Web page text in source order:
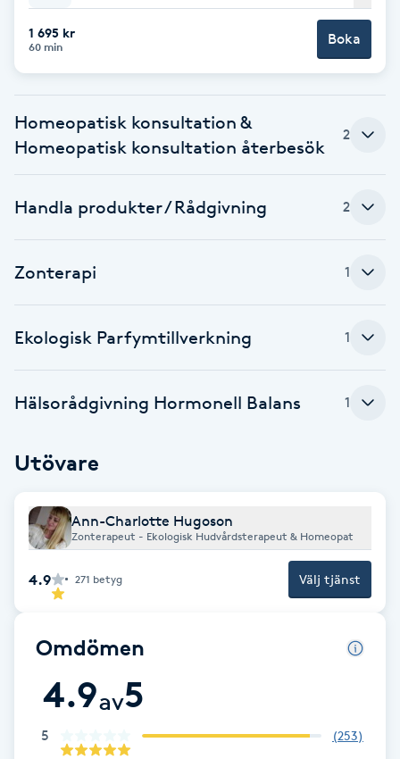
Brynfärgning
Brynplockning
Bröllopsuppsättning
C
Celluliter
Coachning
D
Diamantslipning
Enzympeeling
Extensions
Extensions borttagning
Eyeliner-tatuering
1 695 kr
60 min Boka
Homeopatisk konsultation &
Homeopatisk konsultation återbesök
2
Handla produkter / Rådgivning 2
Zonterapi 1
Ekologisk Parfymtillverkning 1
Hälsorådgivning Hormonell Balans 1
Utövare
Ann-Charlotte Hugoson
Zonterapeut - Ekologisk Hudvårdsterapeut & Homeopat
4.9 271 betyg Välj tjänst
Omdömen
4.9av5
5 (253)